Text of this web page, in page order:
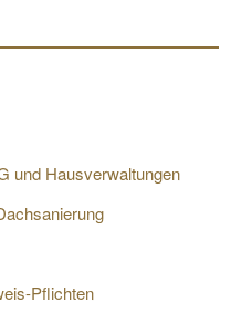
Stromanschluss bzw.
und Hausverwaltungen
Pflichten